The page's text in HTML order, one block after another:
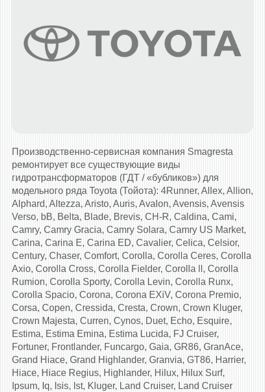
Производственно-сервисная компания Smagresta
ремонтирует все существующие виды
гидротрансформаторов (ГДТ / «бубликов») для
модельного ряда Toyota (Тойота): 4Runner, Allex, Allion,
Alphard, Altezza, Aristo, Auris, Avalon, Avensis, Avensis
Verso, bB, Belta, Blade, Brevis, CH-R, Caldina, Cami,
Camry, Camry Gracia, Camry Solara, Camry US Market,
Carina, Carina E, Carina ED, Cavalier, Celica, Celsior,
Century, Chaser, Comfort, Corolla, Corolla Ceres, Corolla
Axio, Corolla Cross, Corolla Fielder, Corolla ll, Corolla
Rumion, Corolla Sporty, Corolla Levin, Corolla Runx,
Corolla Spacio, Corona, Corona EXiV, Corona Premio,
Corsa, Copen, Cressida, Cresta, Crown, Crown Kluger,
Crown Majesta, Curren, Cynos, Duet, Echo, Esquire,
Estima, Estima Emina, Estima Lucida, FJ Cruiser,
Fortuner, Frontlander, Funcargo, Gaia, GR86, GranAce,
Grand Hiace, Grand Highlander, Granvia, GT86, Harrier,
Hiace, Hiace Regius, Highlander, Hilux, Hilux Surf,
Ipsum, Iq, Isis, Ist, Kluger, Land Cruiser, Land Cruiser